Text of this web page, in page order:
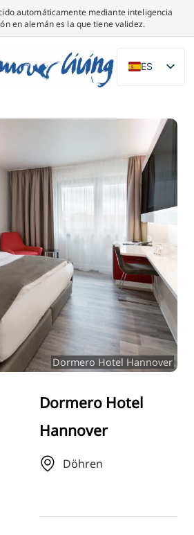
automáticamente mediante inteligencia
en alemán es la que tiene validez.
ES
DE
PL
IT
DA
SV
FR
PT
TR
RU
ZH
JA
Dormero Hotel Hannover
Dormero Hotel
Hannover
Döhren